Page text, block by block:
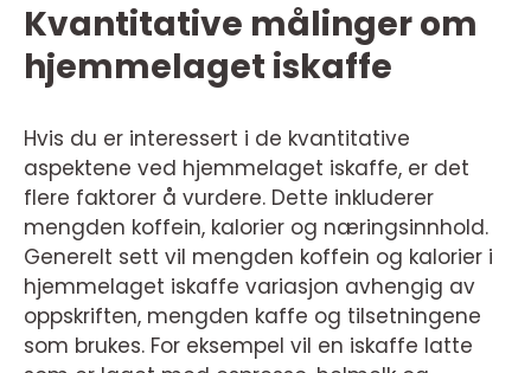
Kvantitative målinger om
hjemmelaget iskaffe
Hvis du er interessert i de kvantitative
aspektene ved hjemmelaget iskaffe, er det
flere faktorer å vurdere. Dette inkluderer
mengden koffein, kalorier og næringsinnhold.
Generelt sett vil mengden koffein og kalorier i
hjemmelaget iskaffe variasjon avhengig av
oppskriften, mengden kaffe og tilsetningene
som brukes. For eksempel vil en iskaffe latte